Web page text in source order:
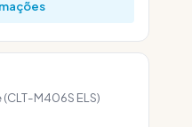
M406S ELS)